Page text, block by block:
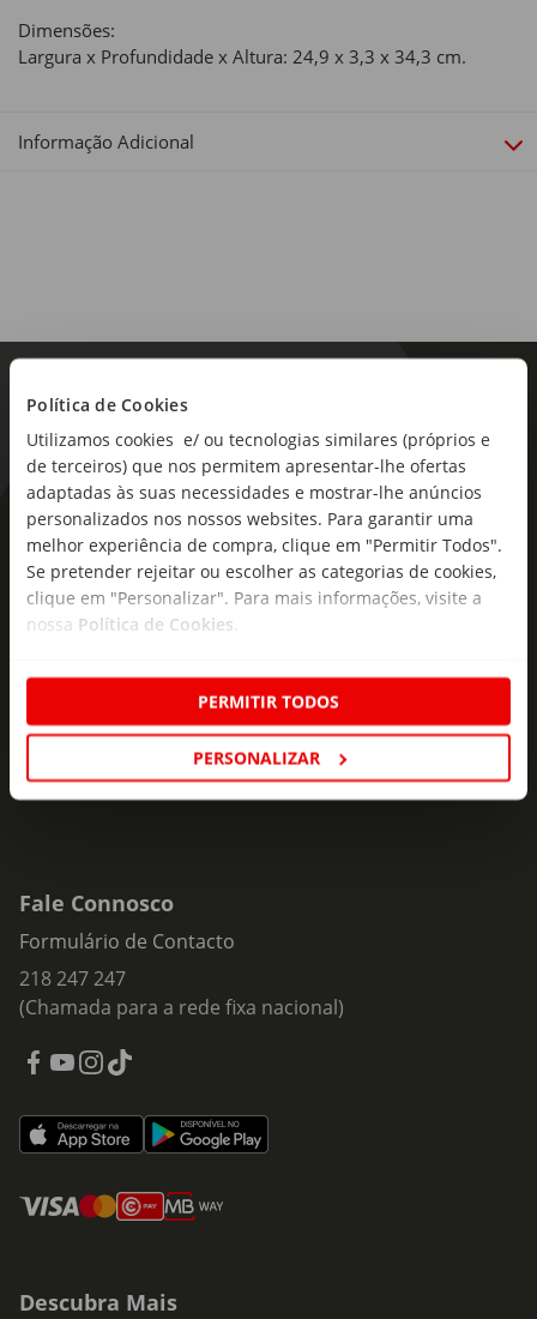
Política de Cookies
Utilizamos cookies e/ ou tecnologias similares (próprios e
de terceiros) que nos permitem apresentar-lhe ofertas
adaptadas às suas necessidades e mostrar-lhe anúncios
personalizados nos nossos websites. Para garantir uma
melhor experiência de compra, clique em "Permitir Todos".
Se pretender rejeitar ou escolher as categorias de cookies,
clique em "Personalizar". Para mais informações, visite a
nossa Política de Cookies
PERMITIR TODOS
PERSONALIZAR
Dimensões:
Largura x Profundidade x Altura: 24,9 x 3,3 x 34,3 cm.
Informação Adicional
As novidades mais frescas no
seu e-mail!
Subscreva e descubra campanhas exclusivas,
Fale Connosco
Formulário de Contacto
218 247 247
(Chamada para a rede fixa nacional)
Descubra Mais